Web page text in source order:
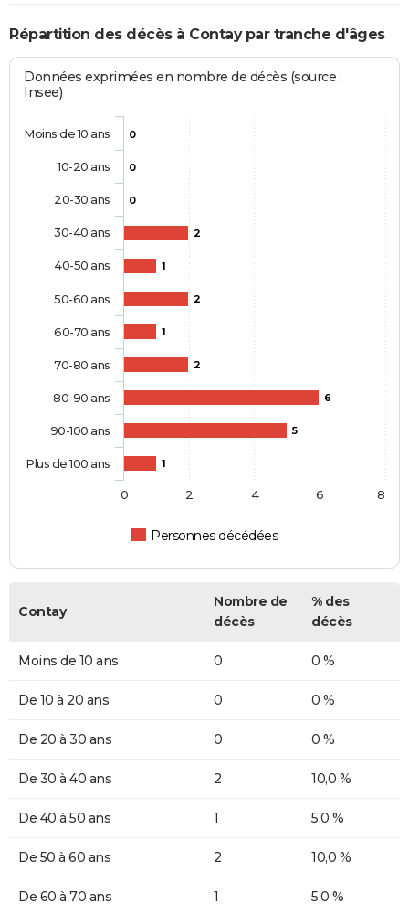
Répartition des décès à Contay par tranche d'âges
Données exprimées en nombre de décès (source :
Insee)
0
0
0
2
1
2
1
2
6
5
1
Personnes décédées
Moins de 10 ans
10-20 ans
20-30 ans
30-40 ans
40-50 ans
50-60 ans
60-70 ans
70-80 ans
80-90 ans
90-100 ans
Plus de 100 ans
0 2 4 6 8
Contay
Nombre de
décès
% des
décès
Moins de 10 ans 0 0 %
De 10 à 20 ans 0 0 %
De 20 à 30 ans 0 0 %
De 30 à 40 ans 2 10,0 %
De 40 à 50 ans 1 5,0 %
De 50 à 60 ans 2 10,0 %
De 60 à 70 ans 1 5,0 %